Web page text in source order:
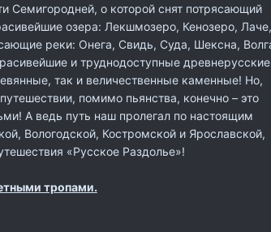
Семигородней, о которой снят потрясающий
озера: Лекшмозеро, Кенозеро, Лаче,
реки: Онега, Свидь, Суда, Шексна,
и труднодоступные древнерусские
так и величественные каменные! Но,
помимо пьянства, конечно – это
А ведь путь наш пролегал по настоящим
Вологодской, Костромской и Ярославской,
«Русское Раздолье»!
тропами.